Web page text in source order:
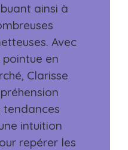
ainsi à
Avec
pointue en
Clarisse
intuition
repérer les